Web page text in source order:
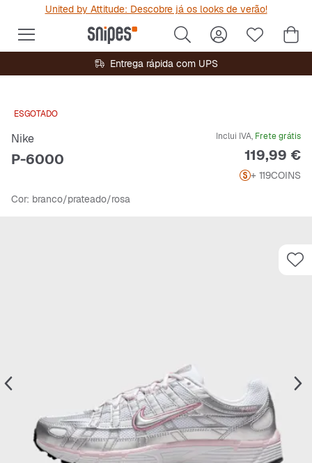
United by Attitude: Descobre já os looks de verão!
Entrega rápida com UPS
ESGOTADO
Nike
P-6000
Inclui IVA, Frete grátis
Preço
119,99 €
+ 119COINS
Cor: branco/prateado/rosa